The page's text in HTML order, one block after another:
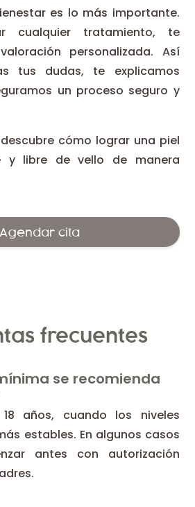
es lo más importante.
cualquier tratamiento, te
personalizada. Así
tus dudas, te explicamos
un proceso seguro y
cómo lograr una piel
y libre de vello de manera
Agendar cita
frecuentes
se recomienda
años, cuando los niveles
estables. En algunos casos
antes con autorización